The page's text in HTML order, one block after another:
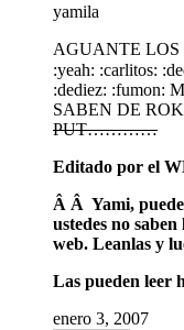
yamila
AGUANTE LOS
:yeah: :carlitos:
:dediez: :fumon:
SABEN DE ROK
PUT…………
Editado por el
Â Â Yami, puede
ustedes no
web. Leanlas y
Las pueden leer
enero 3, 2007